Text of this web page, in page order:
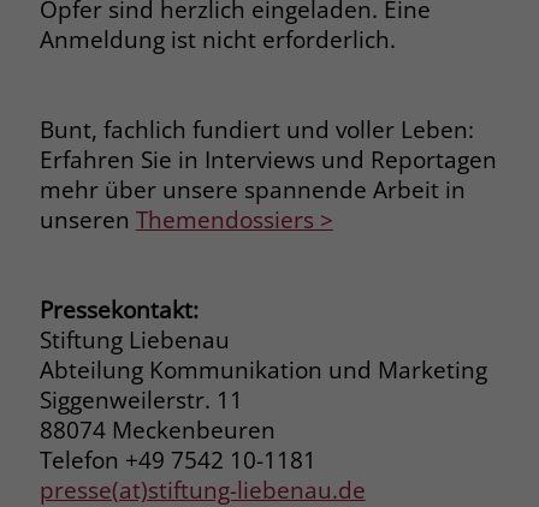
Opfer sind herzlich eingeladen. Eine
Anmeldung ist nicht erforderlich.
Bunt, fachlich fundiert und voller Leben:
Erfahren Sie in Interviews und Reportagen
mehr über unsere spannende Arbeit in
unseren Themendossiers >
Pressekontakt:
Stiftung Liebenau
Abteilung Kommunikation und Marketing
Siggenweilerstr. 11
88074 Meckenbeuren
Telefon +49 7542 10-1181
presse(at)stiftung-liebenau.de
sodass erzielte Erfolge wie z.B.
Bestellungen oder Kontaktanfragen der
Name _gcl_dc
Anbieter Google Ads
Zweck
User über einen Klick auf eine Google
Werbeanzeige auf die Website gelangt.
Es enthält Informationen darüber,
welche Werbeanzeige geklickt wurde,
sodass erzielte Erfolge wie z.B.
Bestellungen oder Kontaktanfragen der
Anzeige zugewiesen werden können.